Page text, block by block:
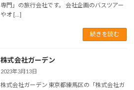
専門」の旅行会社です。 会社企画のバスツアー
やオ […]
続きを読む
株式会社ガーデン
2023年3月13日
株式会社ガーデン 東京都練馬区の「株式会社ガ